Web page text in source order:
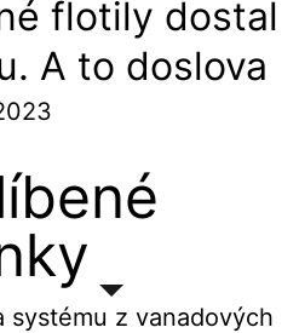
flotily dostal
A to doslova